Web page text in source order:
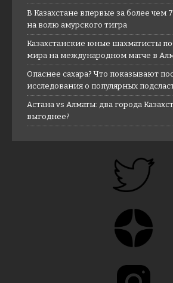
В Казахстане впервые за более чем
на волю амурского тигра
Казахстанские юные шахматисты
мира на международном матче в
Опаснее сахара? Что показывают
исследования о популярных
Астана vs Алматы: два города
выгоднее?